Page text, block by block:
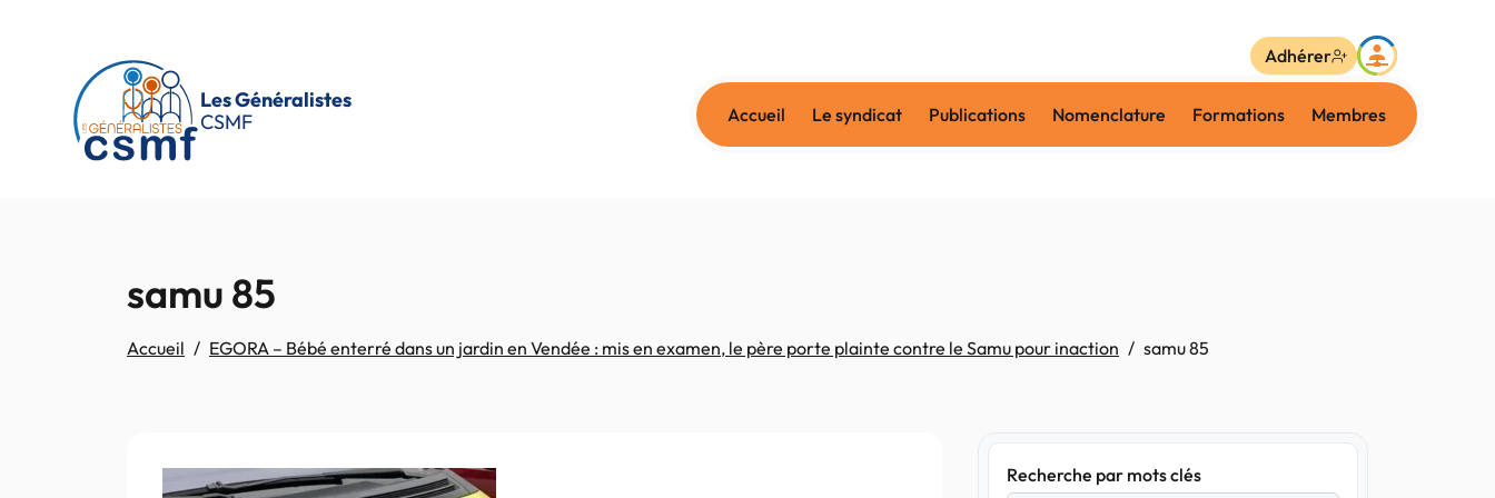
Les Généralistes
CSMF
Accueil Le syndicat Publications Nomenclature Formations Membres
Adhérer
samu 85
Accueil EGORA – Bébé enterré dans un jardin en Vendée : mis en examen, le père porte plainte contre le Samu pour inaction samu 85
Recherche par mots clés